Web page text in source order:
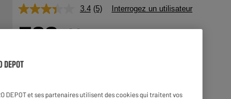
3.4 Lire
avis.
(5) Interrogez un utilisateur
329
DEPOT
DEPOT et ses partenaires utilisent des cookies qui traitent vos